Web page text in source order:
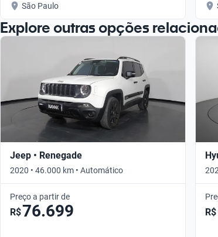
São Paulo
Explore outras opções
Jeep • Renegade
2020 • 46.000 km • Automático
Preço a partir de
R$76.699 R$